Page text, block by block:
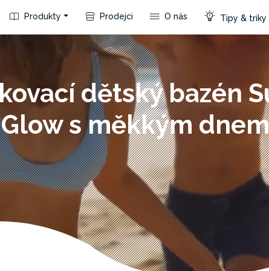
Produkty Prodejci O nás Tipy & triky
dětský bazén
Glow s měkkým dnem